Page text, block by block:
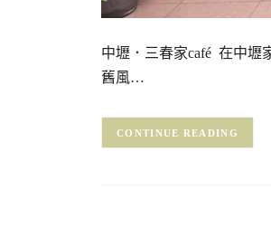
中壢．三春家café 在中壢
舊風…
CONTINUE READING